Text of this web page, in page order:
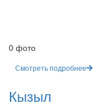
0 фото
Смотреть подробнее
Кызыл